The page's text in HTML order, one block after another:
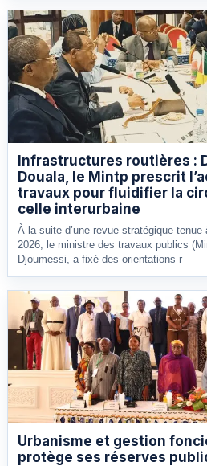
Infrastructures routières :
Douala, le Mintp prescrit
travaux pour fluidifier la
celle interurbaine
À la suite d’une revue stratégique
2026, le ministre des travaux publics
Djoumessi, a fixé des orientations r
Urbanisme et gestion
protège ses réserves